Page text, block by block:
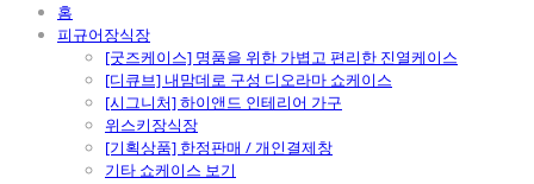
홈
피규어장식장
[굿즈케이스] 명품을 위한 가볍고 편리한 진열케이스
[디큐브] 내맘데로 구성 디오라마 쇼케이스
[시그니처] 하이앤드 인테리어 가구
위스키장식장
[기획상품] 한정판매 / 개인결제창
기타 쇼케이스 보기